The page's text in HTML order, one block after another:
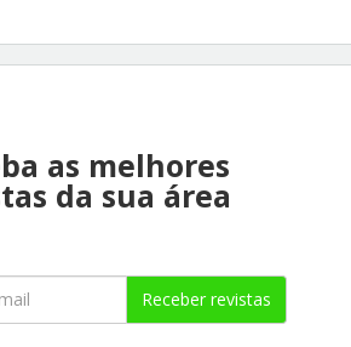
as melhores
da sua área
Receber revistas